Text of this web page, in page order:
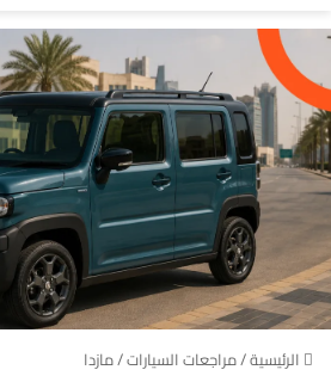
الرئيسية/مراجعات السيارات/مازدا